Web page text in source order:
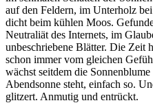
auf den Feldern, im Unterholz
dicht beim kühlen Moos.
Neutraliät des Internets, im
unbeschriebene Blätter. Die Zeit
schon immer vom gleichen
wächst seitdem die
Abendsonne steht, einfach so.
glitzert. Anmutig und entrückt.